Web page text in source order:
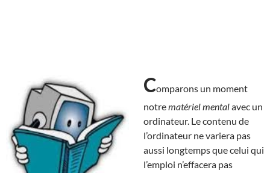
Comparons un moment
notrematériel mentalavec un
ordinateur. Le contenu de
l’ordinateur ne variera pas
aussi longtemps que celui qui
l’emploi n’effacera pas